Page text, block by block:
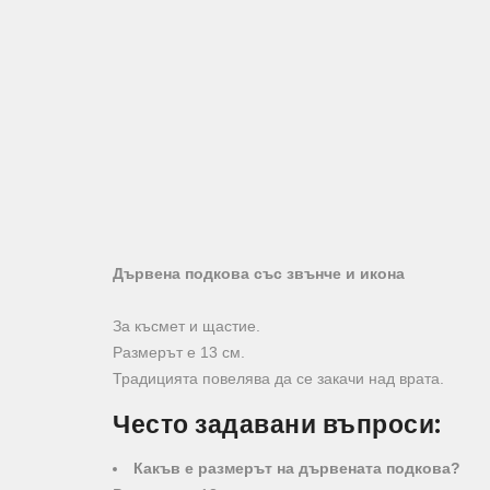
Дървена подкова със звънче и икона
За късмет и щастие.
Размерът е 13 см.
Традицията повелява да се закачи над врата.
Често задавани въпроси:
Какъв е размерът на дървената подкова?